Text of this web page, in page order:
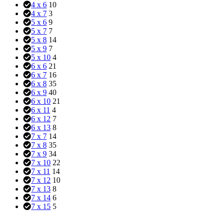
4 x 6 10
4 x 7 3
5 x 6 9
5 x 7 7
5 x 8 14
5 x 9 7
5 x 10 4
6 x 6 21
6 x 7 16
6 x 8 35
6 x 9 40
6 x 10 21
6 x 11 4
6 x 12 7
6 x 13 8
7 x 7 14
7 x 8 35
7 x 9 34
7 x 10 22
7 x 11 14
7 x 12 10
7 x 13 8
7 x 14 6
7 x 15 5